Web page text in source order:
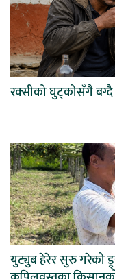
रक्सीको घुट्कोसँगै
युट्युब हेरेर सुरु गरेको